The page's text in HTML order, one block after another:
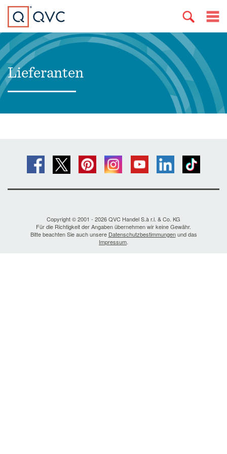
Lieferanten
Copyright © 2001 - 2026 QVC Handel S.à r.l. & Co. KG
Für die Richtigkeit der Angaben übernehmen wir keine Gewähr.
Bitte beachten Sie auch unsere Datenschutzbestimmungenund das
Impressum.